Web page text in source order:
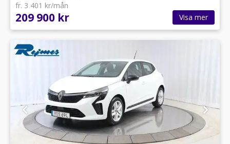
fr. 3 401 kr/mån
209 900 kr Visa mer